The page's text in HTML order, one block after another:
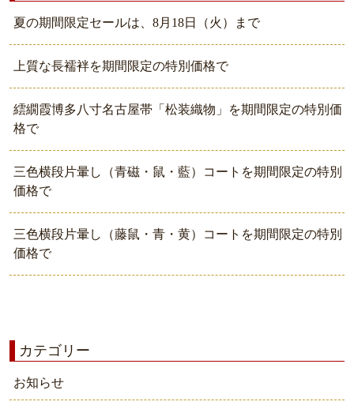
夏の期間限定セールは、8月18日（火）まで
上質な長襦袢を期間限定の特別価格で
繧繝霞博多八寸名古屋帯「松装織物」を期間限定の特別価
格で
三色横段片暈し（青磁・鼠・藍）コートを期間限定の特別
価格で
三色横段片暈し（藤鼠・青・黄）コートを期間限定の特別
価格で
カテゴリー
お知らせ